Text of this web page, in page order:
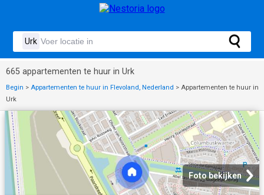
665 appartementen te huur in Urk
Begin > Appartementen te huur in Flevoland, Nederland > Appartementen te huur in
Urk
Foto bekijken